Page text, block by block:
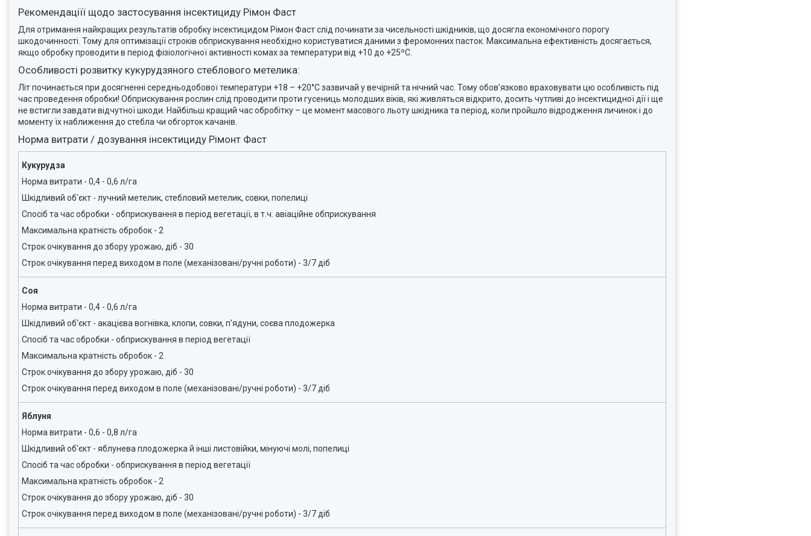
Рекомендаціїї щодо застосування інсектициду Рімон Фаст
Для отримання найкращих результатів обробку інсектицидом Рімон Фаст слід починати за чисельності шкідників, що досягла економічного порогу
шкодочинності. Тому для оптимізації строків обприскування необхідно користуватися даними з феромонних пасток. Максимальна ефективність досягається,
якщо обробку проводити в період фізіологічної активності комах за температури від +10 до +25ºС.
Особливості розвитку кукурудзяного стеблового метелика:
Літ починається при досягненні середньодобової температури +18 – +20°С зазвичай у вечірній та нічний час. Тому обов’язково враховувати цю особливість під
час проведення обробки! Обприскування рослин слід проводити проти гусениць молодших віків, які живляться відкрито, досить чутливі до інсектицидної дії і ще
не встигли завдати відчутної шкоди. Найбільш кращий час обробітку – це момент масового льоту шкідника та період, коли пройшло відродження личинок і до
моменту їх наближення до стебла чи обгорток качанів.
Норма витрати / дозування інсектициду Рімонт Фаст
Кукурудза
Норма витрати - 0,4 - 0,6 л/га
Шкідливий об'єкт - лучний метелик, стебловий метелик, совки, попелиці
Спосіб та час обробки - обприскування в період вегетації, в т.ч. авіаційне обприскування
Максимальна кратність обробок - 2
Строк очікування до збору урожаю, діб - 30
Строк очікування перед виходом в поле (механізовані/ручні роботи) - 3/7 діб
Соя
Норма витрати - 0,4 - 0,6 л/га
Шкідливий об'єкт - акацієва вогнівка, клопи, совки, п'ядуни, соєва плодожерка
Спосіб та час обробки - обприскування в період вегетації
Максимальна кратність обробок - 2
Строк очікування до збору урожаю, діб - 30
Строк очікування перед виходом в поле (механізовані/ручні роботи) - 3/7 діб
Яблуня
Норма витрати - 0,6 - 0,8 л/га
Шкідливий об'єкт - яблунева плодожерка й інші листовійки, мінуючі молі, попелиці
Спосіб та час обробки - обприскування в період вегетації
Максимальна кратність обробок - 2
Строк очікування до збору урожаю, діб - 30
Строк очікування перед виходом в поле (механізовані/ручні роботи) - 3/7 діб